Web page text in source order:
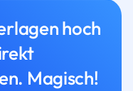
hoch
Magisch!